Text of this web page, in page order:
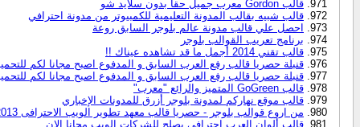
قالب Gordon معرب جميل حقا بدون سلايد شو
قالب شبيه بقالب المدونة التعليمية للكمبيوتر من مدونة احترافي
احصل علي قالب مدونة عالم بلوجر السابق روعة
برنامج تعريب القوالب بلوجر
قالب تقني 2014 أجمل ما قد تشاهده عيناك !!
قنبلة حصريا قالب رفع العرب السابق و المدفوع اصبح مجانا لكم
قنبلة حصريا قالب رفع العرب السابق و المدفوع اصبح مجانا لكم
قالب GoGreen المتميز والرائع "معرب"
قالب موقع نهاركم لمدونة بلوجر أزرق للمدونات الإخباري
من اروع قوالب بلوجر - حصريا قالب معهد تطوير الويب الاحترافى 2013
قالب ألوان العرب احترافى يصلح للشركات الويب مجانا الان